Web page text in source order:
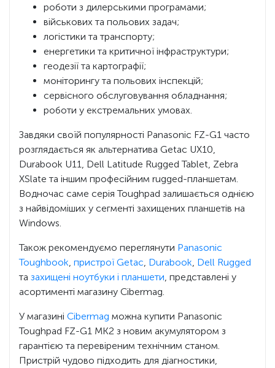
роботи з дилерськими програмами;
військових та польових задач;
логістики та транспорту;
енергетики та критичної інфраструктури;
геодезії та картографії;
моніторингу та польових інспекцій;
сервісного обслуговування обладнання;
роботи у екстремальних умовах.
Завдяки своїй популярності Panasonic FZ-G1 часто
розглядається як альтернатива Getac UX10,
Durabook U11, Dell Latitude Rugged Tablet, Zebra
XSlate та іншим професійним rugged-планшетам.
Водночас саме серія Toughpad залишається однією
з найвідоміших у сегменті захищених планшетів на
Windows.
Також рекомендуємо переглянути Panasonic
Toughbook пристрої Getac Durabook Dell Rugged
та захищені ноутбуки і планшети , представлені у
асортименті магазину Cibermag.
У магазині Cibermag можна купити Panasonic
Toughpad FZ-G1 MK2 з новим акумулятором з
гарантією та перевіреним технічним станом.
Пристрій чудово підходить для діагностики,